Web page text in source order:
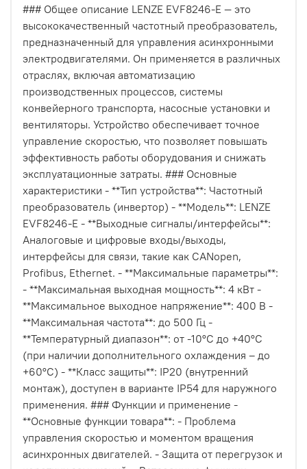
### Общее описание LENZE EVF8246-E — это
высококачественный частотный преобразователь,
предназначенный для управления асинхронными
электродвигателями. Он применяется в различных
отраслях, включая автоматизацию
производственных процессов, системы
конвейерного транспорта, насосные установки и
вентиляторы. Устройство обеспечивает точное
управление скоростью, что позволяет повышать
эффективность работы оборудования и снижать
эксплуатационные затраты. ### Основные
характеристики - **Тип устройства**: Частотный
преобразователь (инвертор) - **Модель**: LENZE
EVF8246-E - **Выходные сигналы/интерфейсы**:
Аналоговые и цифровые входы/выходы,
интерфейсы для связи, такие как CANopen,
Profibus, Ethernet. - **Максимальные параметры**:
- **Максимальная выходная мощность**: 4 кВт -
**Максимальное выходное напряжение**: 400 В -
**Максимальная частота**: до 500 Гц -
**Температурный диапазон**: от -10°C до +40°C
(при наличии дополнительного охлаждения – до
+60°C) - **Класс защиты**: IP20 (внутренний
монтаж), доступен в варианте IP54 для наружного
применения. ### Функции и применение -
**Основные функции товара**: - Проблема
управления скоростью и моментом вращения
асинхронных двигателей. - Защита от перегрузок и